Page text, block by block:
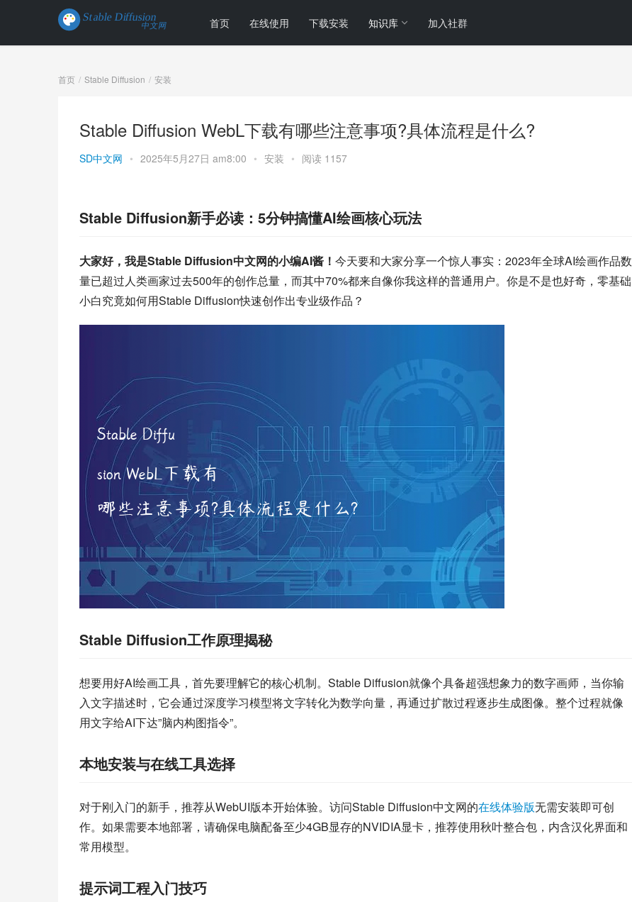
首页 在线使用 下载安装 知识库 加入社群
首页 Stable Diffusion 安装
Stable Diffusion WebL下载有哪些注意事项?具体流程是什么?
SD中文网 • 2025年5月27日 am8:00 • 安装 • 阅读 1157
Stable Diffusion新手必读：5分钟搞懂AI绘画核心玩法
大家好，我是Stable Diffusion中文网的小编AI酱！ 今天要和大家分享一个惊人事实：2023年全球AI绘画作品数
量已超过人类画家过去500年的创作总量，而其中70%都来自像你我这样的普通用户。你是不是也好奇，零基础
小白究竟如何用Stable Diffusion快速创作出专业级作品？
Stable Diffusion工作原理揭秘
想要用好AI绘画工具，首先要理解它的核心机制。Stable Diffusion就像个具备超强想象力的数字画师，当你输
入文字描述时，它会通过深度学习模型将文字转化为数学向量，再通过扩散过程逐步生成图像。整个过程就像
用文字给AI下达”脑内构图指令”。
本地安装与在线工具选择
对于刚入门的新手，推荐从WebUI版本开始体验。访问Stable Diffusion中文网的在线体验版无需安装即可创
作。如果需要本地部署，请确保电脑配备至少4GB显存的NVIDIA显卡，推荐使用秋叶整合包，内含汉化界面和
常用模型。
提示词工程入门技巧